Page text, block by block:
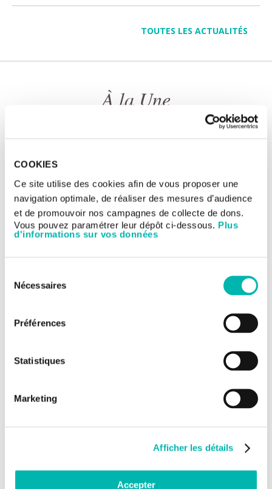
COOKIES
Ce site utilise des cookies afin de vous proposer une
navigation optimale, de réaliser des mesures d’audience
et de promouvoir nos campagnes de collecte de dons.
Vous pouvez paramétrer leur dépôt ci-dessous. Plus
d'informations sur vos données
Nécessaires
Préférences
Statistiques
Marketing
Afficher les détails
Accepter
TOUTES LES ACTUALITÉS
À la Une
votre assurance sauve des vies !